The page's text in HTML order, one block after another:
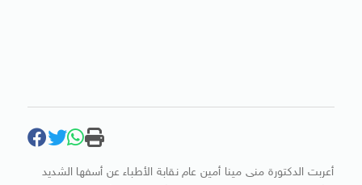
أعربت الدكتورة منى مينا أمين عام نقابة الأطباء عن أسفها الشديد